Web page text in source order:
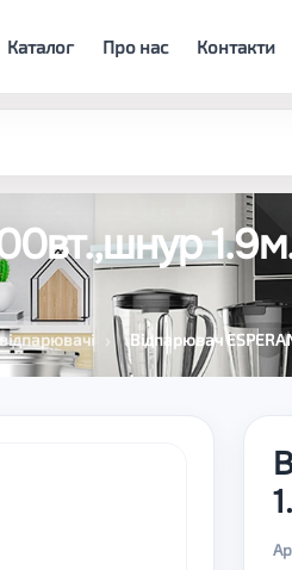
Каталог Про нас Контакти
Відпарювач